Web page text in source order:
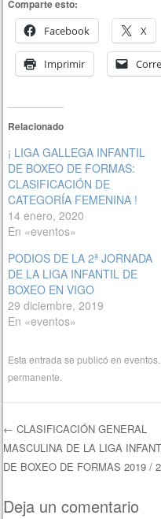
Comparte esto:
Facebook
X
Imprimir
Relacionado
¡ LIGA GALLEGA INFANTIL
DE BOXEO DE FORMAS:
CLASIFICACIÓN DE
CATEGORÍA FEMENINA !
14 enero, 2020
En «eventos»
PODIOS DE LA 2ª JORNADA
DE LA LIGA INFANTIL DE
BOXEO EN VIGO
29 diciembre, 2019
En «eventos»
Esta entrada se publicó eneventos
permanente
Navegación
← CLASIFICACIÓN GENERAL
MASCULINA DE LA LIGA
DE BOXEO DE FORMAS 2019 /
Deja un comentario